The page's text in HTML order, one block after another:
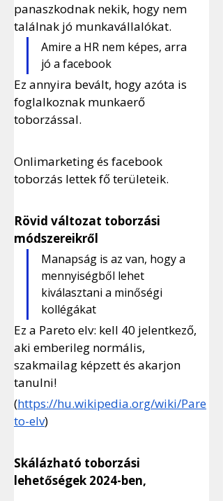
panaszkodnak nekik, hogy nem
találnak jó munkavállalókat.
Amire a HR nem képes, arra
jó a facebook
Ez annyira bevált, hogy azóta is
foglalkoznak munkaerő
toborzással.
Onlimarketing és facebook
toborzás lettek fő területeik.
Rövid változat toborzási
módszereikről
Manapság is az van, hogy a
mennyiségből lehet
kiválasztani a minőségi
kollégákat
Ez a Pareto elv: kell 40 jelentkező,
aki emberileg normális,
szakmailag képzett és akarjon
tanulni!
(https://hu.wikipedia.org/wiki/Pare
to-elv)
Skálázható toborzási
lehetőségek 2024-ben,